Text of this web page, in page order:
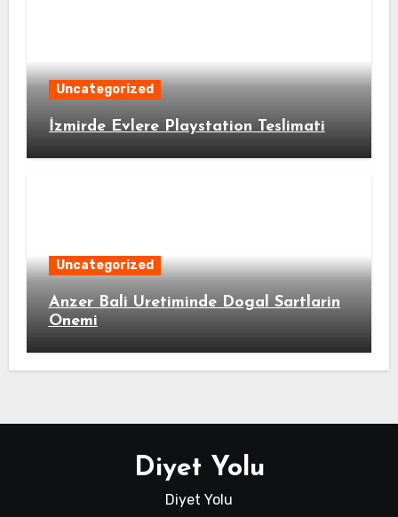
Uncategorized
İzmirde Evlere Playstation Teslimati
Uncategorized
Anzer Bali Uretiminde Dogal Sartlarin
Onemi
Diyet Yolu
Diyet Yolu